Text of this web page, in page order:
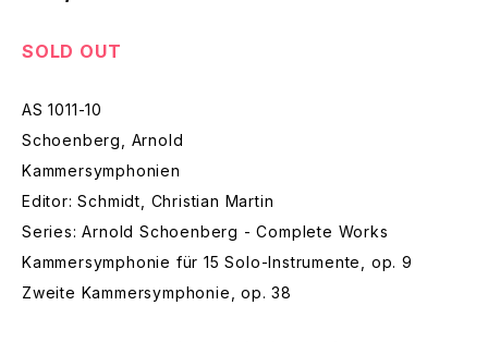
SOLD OUT
AS 1011-10
Schoenberg, Arnold
Kammersymphonien
Editor: Schmidt, Christian Martin
Series: Arnold Schoenberg - Complete Works
Kammersymphonie für 15 Solo-Instrumente, op. 9
Zweite Kammersymphonie, op. 38